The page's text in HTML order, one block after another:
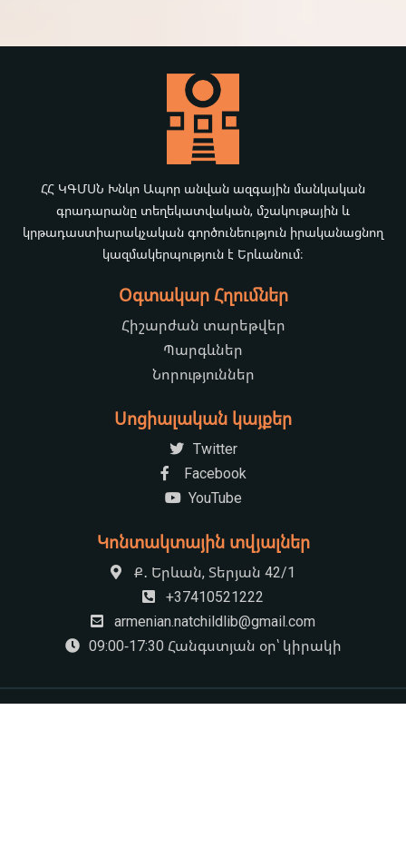
ՀՀ ԿԳՄՍՆ Խնկո Ապոր անվան ազգային մանկական
գրադարանը տեղեկատվական, մշակութային և
կրթադաստիարակչական գործունեություն իրականացնող
կազմակերպություն է Երևանում։
Օգտակար Հղումներ
Հիշարժան տարեթվեր
Պարգևներ
Նորություններ
Սոցիալական կայքեր
Twitter
Facebook
YouTube
Կոնտակտային տվյալներ
Ք․ Երևան, Տերյան 42/1
+37410521222
armenian.natchildlib@gmail.com
09:00-17:30 Հանգստյան օր՝ կիրակի